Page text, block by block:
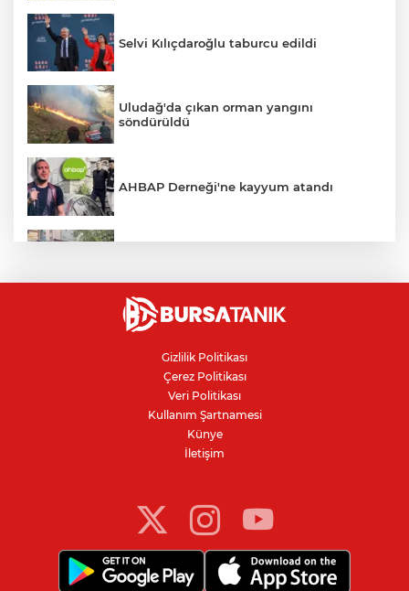
Selvi Kılıçdaroğlu taburcu edildi
Uludağ'da çıkan orman yangını
söndürüldü
AHBAP Derneği'ne kayyum atandı
Avcılar Belediye Başkanı hakkında
Bursa'da vatandaşa zorla hesap açtırıp
kara para aklayan çeteye operasyon
Gizlilik Politikası
Çerez Politikası
Veri Politikası
Kullanım Şartnamesi
Künye
İletişim